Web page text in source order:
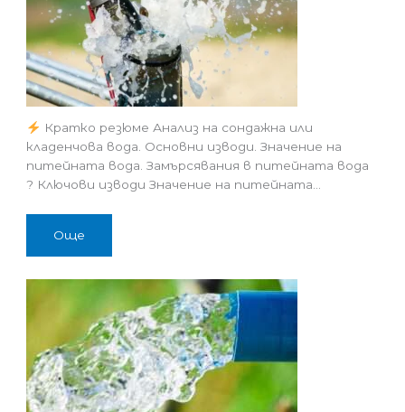
Кратко резюме Анализ на сондажна или
кладенчова вода. Основни изводи. Значение на
питейната вода. Замърсявания в питейната вода
? Ключови изводи Значение на питейната…
Още